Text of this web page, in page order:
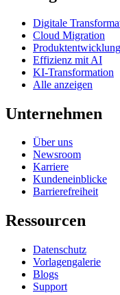
Digitale
Cloud Migration
Produktentwicklung
Effizienz mit AI
KI-Transformation
Alle anzeigen
Unternehmen
Über uns
Newsroom
Karriere
Kundeneinblicke
Barrierefreiheit
Ressourcen
Datenschutz
Vorlagengalerie
Blogs
Support